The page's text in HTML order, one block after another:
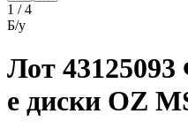
1 /4
Б/у
Лот
е диски OZ